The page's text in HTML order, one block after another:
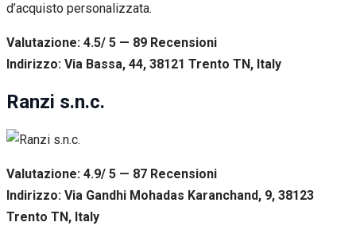
d’acquisto personalizzata.
Valutazione: 4.5/ 5 — 89 Recensioni
Indirizzo: Via Bassa, 44, 38121 Trento TN, Italy
Ranzi s.n.c.
Valutazione: 4.9/ 5 — 87 Recensioni
Indirizzo: Via Gandhi Mohadas Karanchand, 9, 38123
Trento TN, Italy